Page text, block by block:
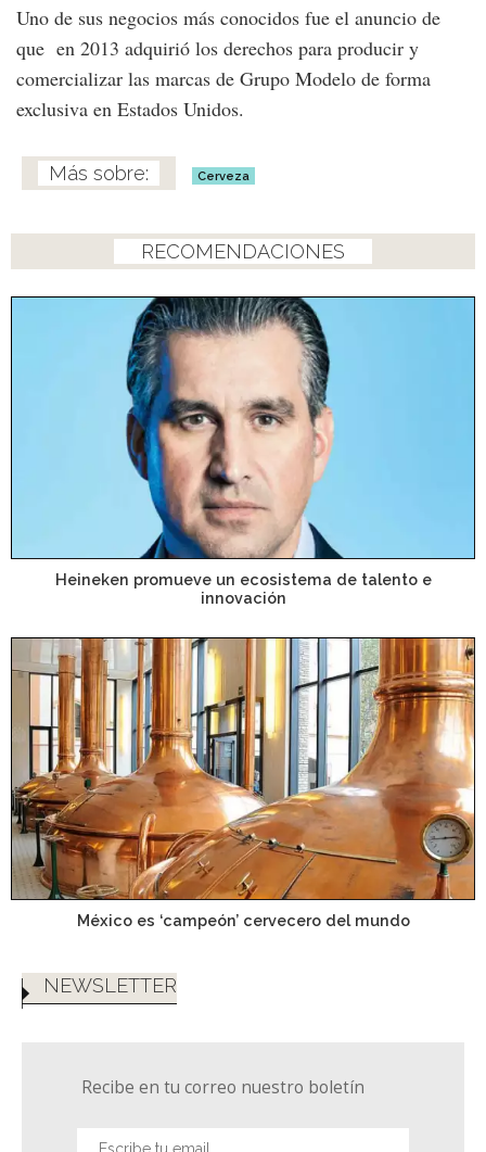
Uno de sus negocios más conocidos fue el anuncio de
que en 2013 adquirió los derechos para producir y
comercializar las marcas de Grupo Modelo de forma
exclusiva en Estados Unidos.
Cerveza
RECOMENDACIONES
Heineken promueve un ecosistema de talento e
innovación
México es ‘campeón’ cervecero del mundo
NEWSLETTER
Recibe en tu correo nuestro boletín